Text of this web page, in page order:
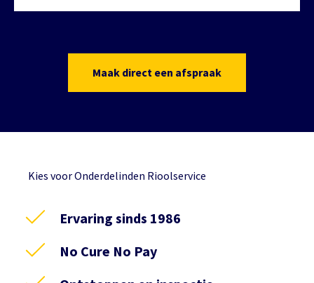
Maak direct een afspraak
Kies voor Onderdelinden Rioolservice
Ervaring sinds 1986
No Cure No Pay